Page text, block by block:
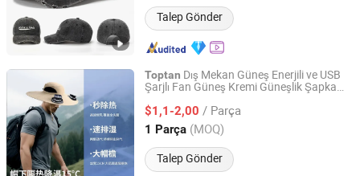
Talep Gönder
Toptan Dış Mekan Güneş Enerjili ve USB
Şarjlı Fan Güneş Kremi Güneşlik Şapka
Başlıkları
$1,1-2,00 / Parça
1 Parça (MOQ)
Talep Gönder
Ziyang Development Yunhai Import and Export Trading
Co., Ltd.
Sichuan, China Fiyat 2025